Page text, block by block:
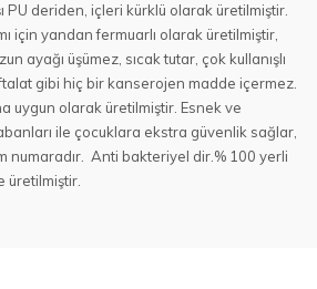
PU deriden, içleri kürklü olarak üretilmiştir.
için yandan fermuarlı olarak üretilmiştir,
ayağı üşümez, sıcak tutar, çok kullanışlı
gibi hiç bir kanserojen madde içermez.
uygun olarak üretilmiştir. Esnek ve
ile çocuklara ekstra güvenlik sağlar,
numaradır. Anti bakteriyel dir.% 100 yerli
üretilmiştir.